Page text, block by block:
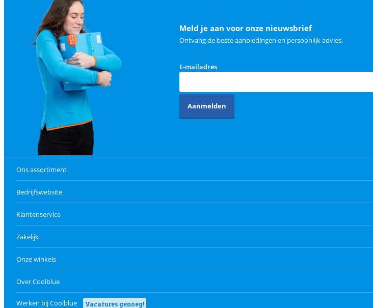
Meld je aan voor onze nieuwsbrief
Ontvang de beste aanbiedingen en persoonlijk advies.
E-mailadres
Aanmelden
Ons assortiment
Bedrijfswebsite
Klantenservice
Zakelijk
Onze winkels
Over Coolblue
Werken bij Coolblue Vacatures genoeg!